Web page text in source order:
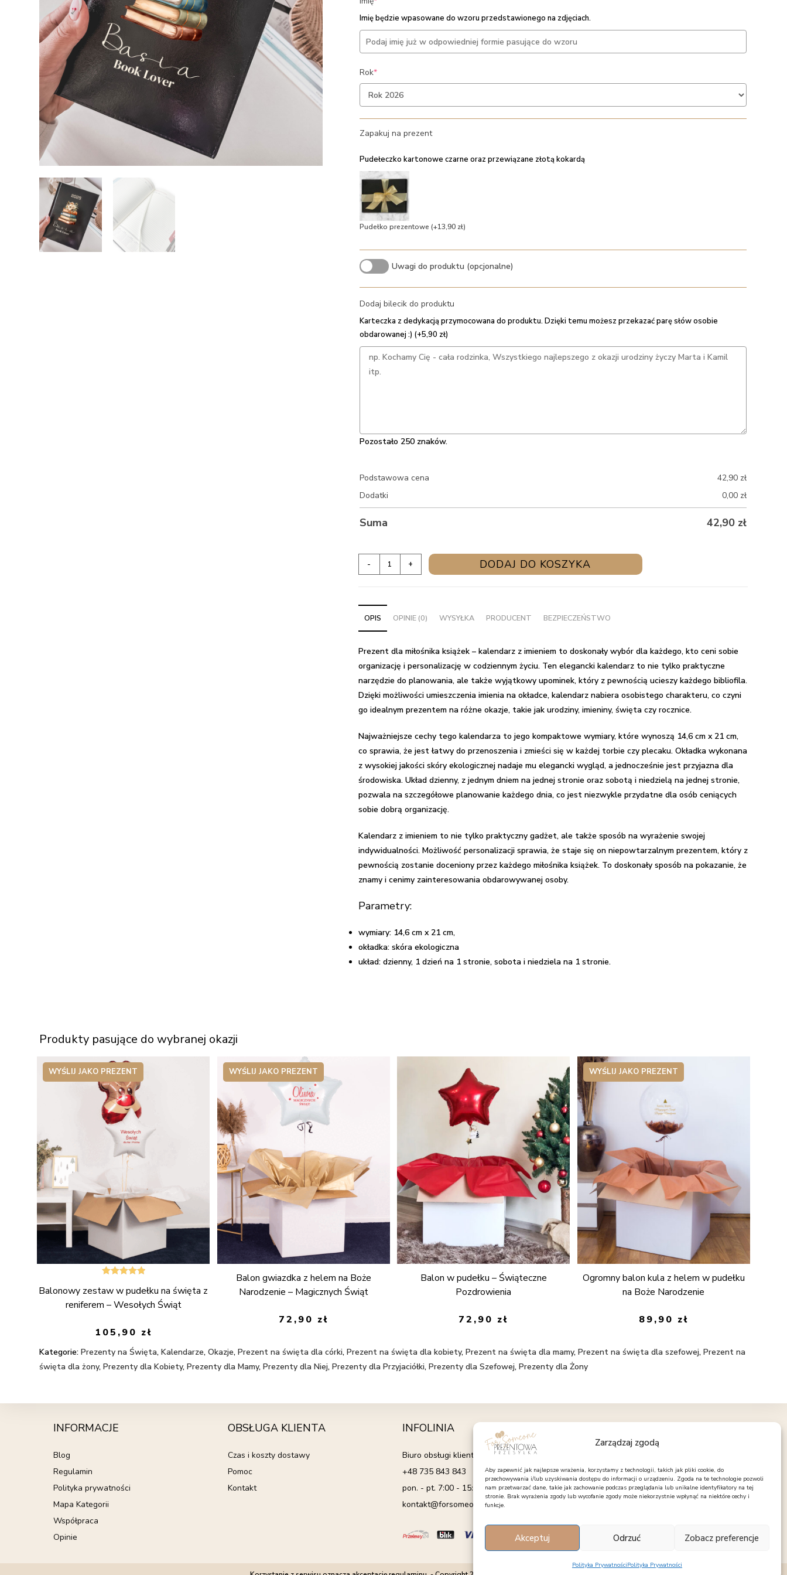
Zarządzaj zgodą
Aby zapewnić jak najlepsze wrażenia, korzystamy z technologii, takich jak pliki cookie, do
przechowywania i/lub uzyskiwania dostępu do informacji o urządzeniu. Zgoda na te technologie pozwoli
nam przetwarzać dane, takie jak zachowanie podczas przeglądania lub unikalne identyfikatory na tej
stronie. Brak wyrażenia zgody lub wycofanie zgody może niekorzystnie wpłynąć na niektóre cechy i
funkcje.
Akceptuj Odrzuć Zobacz preferencje
Polityka PrywatnościPolityka Prywatności
Imię będzie wpasowane do wzoru przedstawionego na zdjęciach.
Rok*(required)
Zapakuj na prezent
Pudełeczko kartonowe czarne oraz przewiązane złotą kokardą
Pudełko prezentowe (+13,90 zł)
Uwagi do produktu (opcjonalne)
Dodaj bilecik do produktu
Karteczka z dedykacją przymocowana do produktu. Dzięki temu możesz przekazać parę słów osobie
obdarowanej :) (+5,90 zł)
Pozostało 250 znaków.
Podstawowa cena 42,90 zł
Dodatki
0,00 zł
Suma 42,90 zł
Prezent
miłośnika
książek
-
kalendarz
z
imieniem
- + DODAJ DO KOSZYKA
OPIS OPINIE (0) WYSYŁKA PRODUCENT BEZPIECZEŃSTWO
Prezent dla miłośnika książek – kalendarz z imieniem to doskonały wybór dla każdego, kto ceni sobie
organizację i personalizację w codziennym życiu. Ten elegancki kalendarz to nie tylko praktyczne
narzędzie do planowania, ale także wyjątkowy upominek, który z pewnością ucieszy każdego bibliofila.
Dzięki możliwości umieszczenia imienia na okładce, kalendarz nabiera osobistego charakteru, co czyni
go idealnym prezentem na różne okazje, takie jak urodziny, imieniny, święta czy rocznice.
Najważniejsze cechy tego kalendarza to jego kompaktowe wymiary, które wynoszą 14,6 cm x 21 cm,
co sprawia, że jest łatwy do przenoszenia i zmieści się w każdej torbie czy plecaku. Okładka wykonana
z wysokiej jakości skóry ekologicznej nadaje mu elegancki wygląd, a jednocześnie jest przyjazna dla
środowiska. Układ dzienny, z jednym dniem na jednej stronie oraz sobotą i niedzielą na jednej stronie,
pozwala na szczegółowe planowanie każdego dnia, co jest niezwykle przydatne dla osób ceniących
sobie dobrą organizację.
Kalendarz z imieniem to nie tylko praktyczny gadżet, ale także sposób na wyrażenie swojej
indywidualności. Możliwość personalizacji sprawia, że staje się on niepowtarzalnym prezentem, który z
pewnością zostanie doceniony przez każdego miłośnika książek. To doskonały sposób na pokazanie, że
znamy i cenimy zainteresowania obdarowywanej osoby.
Parametry:
wymiary: 14,6 cm x 21 cm,
okładka: skóra ekologiczna
układ: dzienny, 1 dzień na 1 stronie, sobota i niedziela na 1 stronie.
Produkty pasujące do wybranej okazji
WYŚLIJ JAKO PREZENT
5.00 na 5
Balonowy zestaw w pudełku na święta z
reniferem – Wesołych Świąt
105,90 zł
WYŚLIJ JAKO PREZENT
Balon gwiazdka z helem na Boże
Narodzenie – Magicznych Świąt
72,90 zł
Balon w pudełku – Świąteczne
Pozdrowienia
72,90 zł
WYŚLIJ JAKO PREZENT
Ogromny balon kula z helem w pudełku
na Boże Narodzenie
89,90 zł
Kategorie: Prezenty na Święta,Kalendarze,Okazje,Prezent na święta dla córki,Prezent na święta dla kobiety,Prezent na święta dla mamy,Prezent na święta dla szefowej,Prezent na
święta dla żony,Prezenty dla Kobiety,Prezenty dla Mamy,Prezenty dla Niej,Prezenty dla Przyjaciółki,Prezenty dla Szefowej,Prezenty dla Żony
INFORMACJE
Blog
Regulamin
Polityka prywatności
Mapa Kategorii
Współpraca
Opinie
OBSŁUGA KLIENTA
Czas i koszty dostawy
Pomoc
Kontakt
INFOLINIA
Biuro obsługi klienta
+48 735 843 843
pon. - pt. 7:00 - 15:00
kontakt@forsomeone.pl